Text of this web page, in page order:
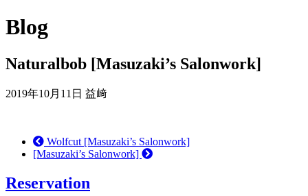
Blog
Naturalbob [Masuzaki’s Salonwork]
2019年10月11日 益﨑
Wolfcut [Masuzaki’s Salonwork]
[Masuzaki’s Salonwork]
Reservation